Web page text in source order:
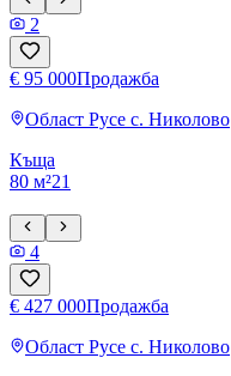
2
€ 95 000Продажба
Област Русе с. Николово
Къща
80 м²21
4
€ 427 000Продажба
Област Русе с. Николово